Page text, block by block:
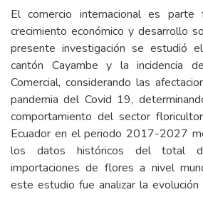
El comercio internacional es parte
crecimiento económico y desarrollo
presente investigación se estudió
cantón Cayambe y la incidencia
Comercial, considerando las
pandemia del Covid 19,
comportamiento del sector
Ecuador en el periodo 2017-2027
los datos históricos del total
importaciones de flores a nivel
este estudio fue analizar la